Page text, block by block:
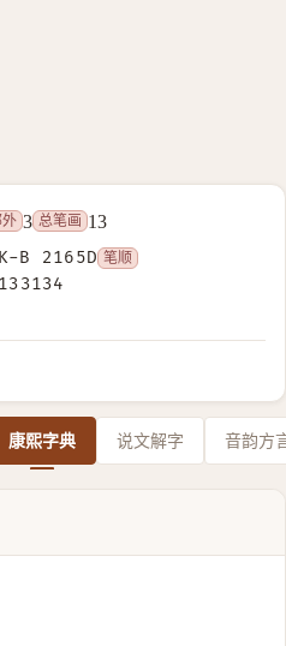
3 总笔画 13
B 2165D 笔顺
康熙字典 说文解字 音韵方